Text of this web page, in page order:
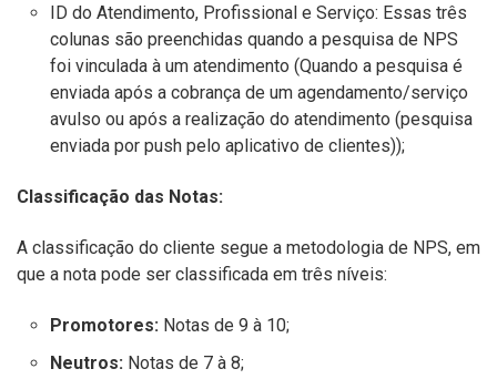
ID do Atendimento, Profissional e Serviço: Essas três
colunas são preenchidas quando a pesquisa de NPS
foi vinculada à um atendimento (Quando a pesquisa é
enviada após a cobrança de um agendamento/serviço
avulso ou após a realização do atendimento (pesquisa
enviada por push pelo aplicativo de clientes));
Classificação das Notas:
A classificação do cliente segue a metodologia de NPS, em
que a nota pode ser classificada em três níveis:
Promotores: Notas de 9 à 10;
Neutros: Notas de 7 à 8;